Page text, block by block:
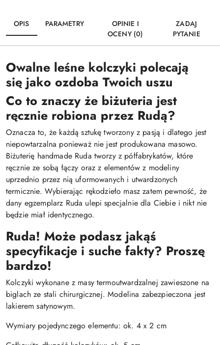
OPIS PARAMETRY
OPINIE I
OCENY (0)
ZADAJ
PYTANIE
Owalne leśne kolczyki polecają
się jako ozdoba Twoich uszu
Co to znaczy że biżuteria jest
ręcznie robiona przez Rudą?
Oznacza to, że każdą sztukę tworzony z pasją i dlatego jest
niepowtarzalna ponieważ nie jest produkowana masowo.
Biżuterię handmade Ruda tworzy z półfabrykatów, które
ręcznie ze sobą łączy oraz z elementów z modeliny
uprzednio przez nią uformowanych i utwardzonych
termicznie. Wybierając rękodzieło masz zatem pewność, że
dany egzemplarz Ruda ulepi specjalnie dla Ciebie i nikt nie
będzie miał identycznego.
Ruda! Może podasz jakąś
specyfikacje i suche fakty? Proszę
bardzo!
Kolczyki wykonane z masy termoutwardzalnej zawieszone na
biglach ze stali chirurgicznej. Modelina zabezpieczona jest
lakierem satynowym.
Wymiary pojedynczego elementu: ok. 4 x 2 cm